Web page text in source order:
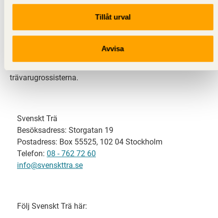
Tillåt urval
Avvisa
Svenskt Trä representerar svensk sågverksindustri
och är en del av branschorganisationen
svensk limträ-, KL-trä- och förpackningsindustri samt
trävarugrossisterna.
Svenskt Trä
Besöksadress: Storgatan 19
Postadress: Box 55525, 102 04 Stockholm
Telefon: 08 - 762 72 60
info@svenskttra.se
Följ Svenskt Trä här: